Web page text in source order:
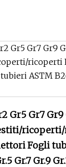
Gr5 Gr7 Gr9
Fogli
Gr.7 Gr.9